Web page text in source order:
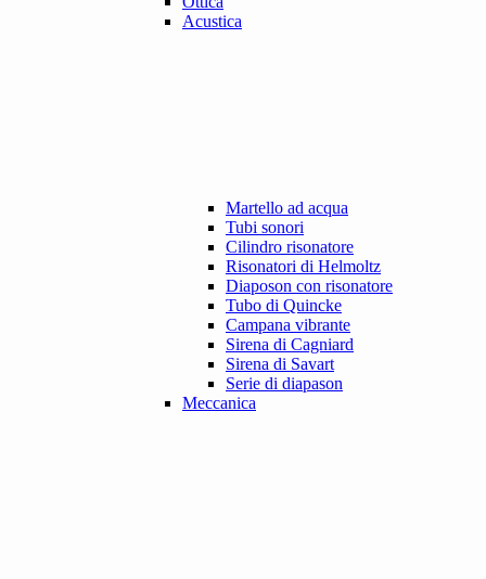
Acustica
Martello ad acqua
Tubi sonori
Cilindro risonatore
Risonatori di Helmoltz
Diaposon con risonatore
Tubo di Quincke
Campana vibrante
Sirena di Cagniard
Sirena di Savart
Serie di diapason
Meccanica